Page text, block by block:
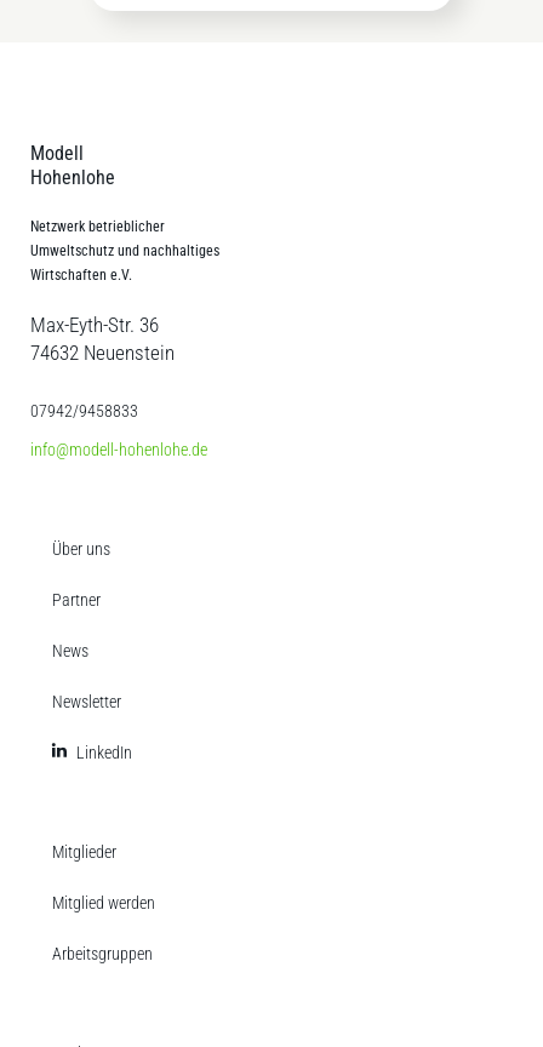
Modell
Hohenlohe
Netzwerk betrieblicher
Umweltschutz und nachhaltiges
Wirtschaften e.V.
Max-Eyth-Str. 36
74632 Neuenstein
07942/9458833
info@modell-hohenlohe.de
Über uns
Partner
News
Newsletter
LinkedIn
Mitglieder
Mitglied werden
Arbeitsgruppen